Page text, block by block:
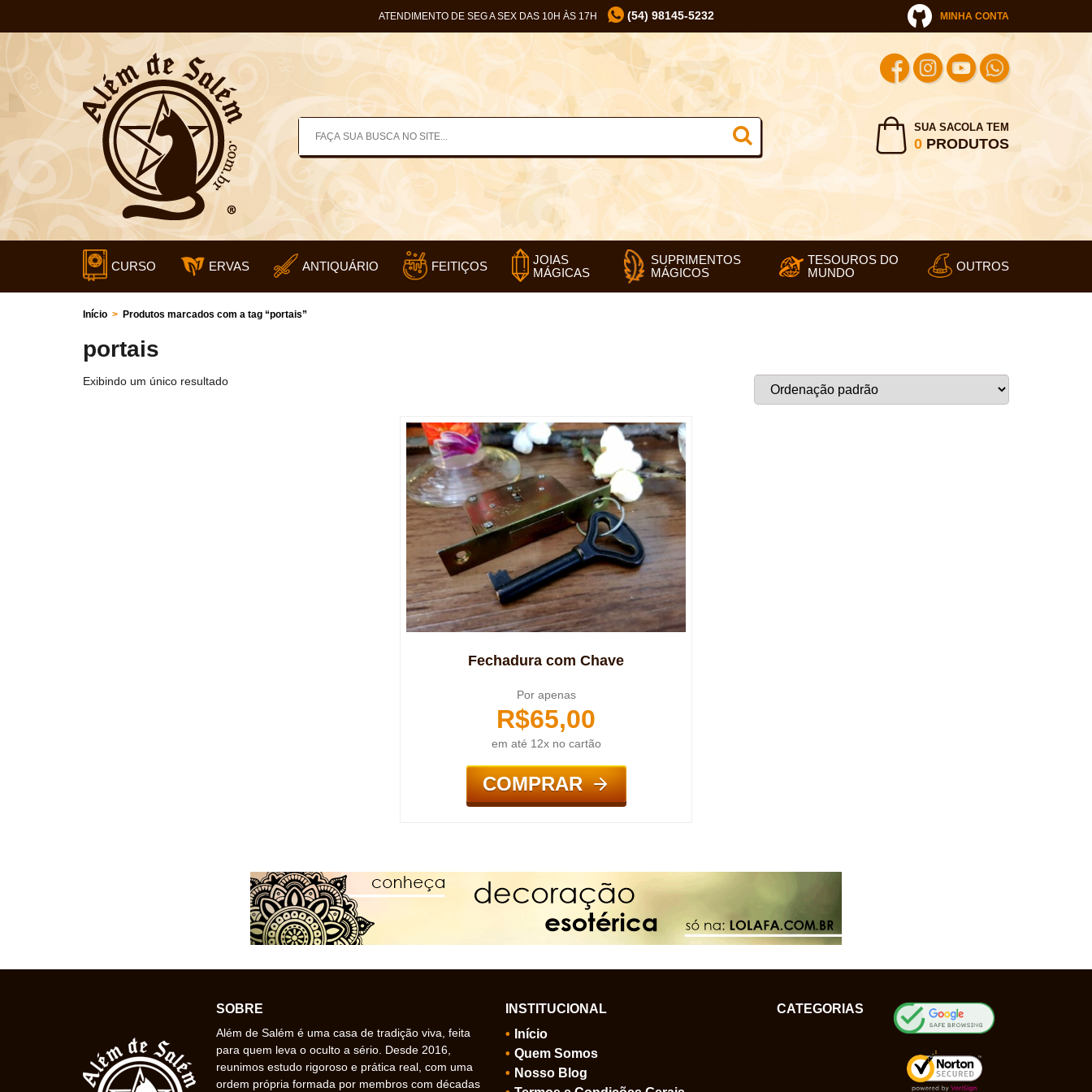
ATENDIMENTO DE SEG A SEX DAS 10H ÀS 17H (54) 98145-5232 MINHA CONTA
SUA SACOLA TEM
0PRODUTOS
CURSO ERVAS ANTIQUÁRIO FEITIÇOS
JOIAS
MÁGICAS
SUPRIMENTOS
MÁGICOS
TESOUROS DO
MUNDO
OUTROS
Início > Produtos marcados com a tag “portais”
portais
Exibindo um único resultado
Fechadura com Chave
Por apenas
R$65,00
em até 12x no cartão
COMPRAR
SOBRE
Além de Salém é uma casa de tradição viva, feita
para quem leva o oculto a sério. Desde 2016,
reunimos estudo rigoroso e prática real, com uma
ordem própria formada por membros com décadas
INSTITUCIONAL
Início
Quem Somos
Nosso Blog
CATEGORIAS